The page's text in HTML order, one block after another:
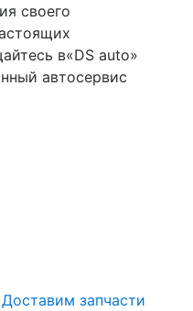
своего
в«DS auto»
автосервис
Доставим запчасти